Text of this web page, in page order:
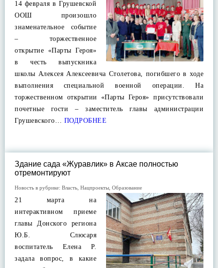
14 февраля в Грушевской
ООШ произошло
знаменательное событие
– торжественное
открытие «Парты Героя»
в честь выпускника
школы Алексея Алексеевича Столетова, погибшего в ходе
выполнения специальной военной операции. На
торжественном открытии «Парты Героя» присутствовали
почетные гости – заместитель главы администрации
Грушевского… ПОДРОБНЕЕ
Здание сада «Журавлик» в Аксае полностью
отремонтируют
Новость в рубрике: Власть Нацпроекты Образование
21 марта на
интерактивном приеме
главы Донского региона
Ю.Б. Слюсаря
воспитатель Елена Р.
задала вопрос, в какие